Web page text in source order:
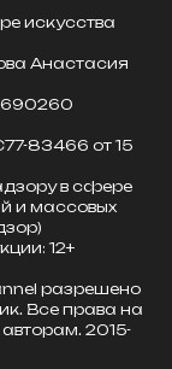
искусства
Анастасия
83466 от 15
в сфере
и массовых
12+
разрешено
Все права на
2015-